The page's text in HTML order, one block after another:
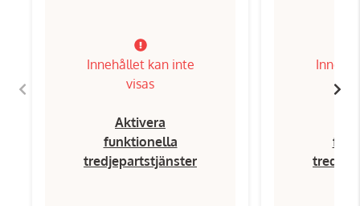
Innehållet kan inte
visas
Aktivera
funktionella
tredjepartstjänster